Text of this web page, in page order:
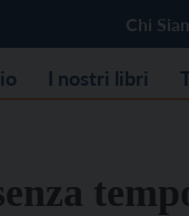
Chi
I nostri libri